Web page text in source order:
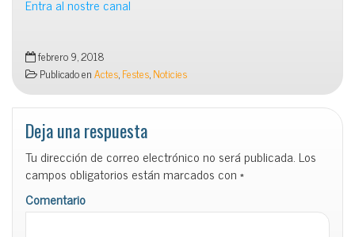
Entra al nostre canal
febrero 9, 2018
Publicado enActes,Festes,Noticies
Deja una respuesta
Tu dirección de correo electrónico no será publicada.Los
campos obligatorios están marcados con*
Comentario